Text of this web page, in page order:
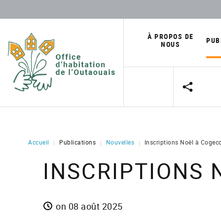
À PROPOS DE
NOUS
Mission, vision et valeurs
Planification stratégique
Centre de services
Nouvelles
Outils
Rapports
Accueil | Publications | Nouvelles | Inscriptions Noël à
INSCRIPTIONS
on 08 août 2025